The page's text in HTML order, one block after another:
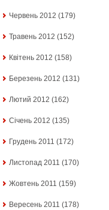
Червень 2012 (179)
Травень 2012 (152)
Квітень 2012 (158)
Березень 2012 (131)
Лютий 2012 (162)
Січень 2012 (135)
Грудень 2011 (172)
Листопад 2011 (170)
Жовтень 2011 (159)
Вересень 2011 (178)